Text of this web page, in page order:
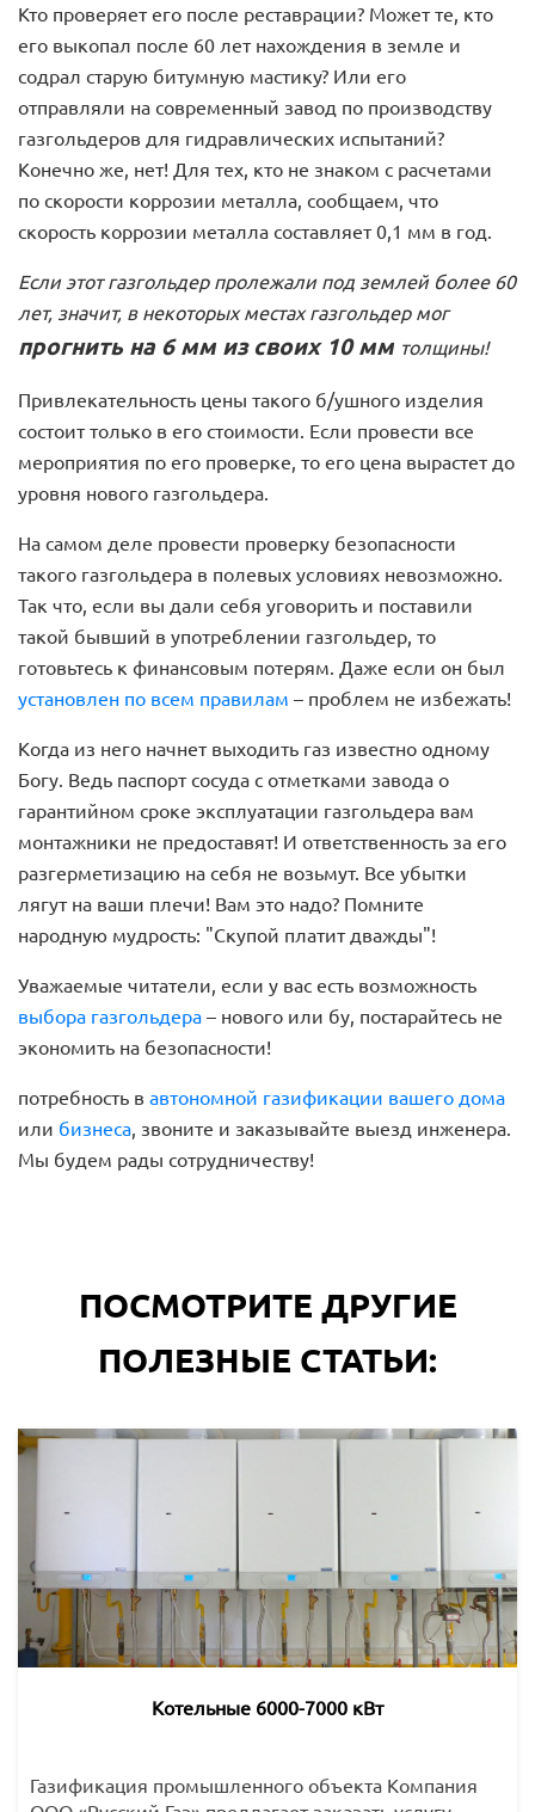
Кто проверяет его после реставрации? Может те, кто
его выкопал после 60 лет нахождения в земле и
содрал старую битумную мастику? Или его
отправляли на современный завод по производству
газгольдеров для гидравлических испытаний?
Конечно же, нет! Для тех, кто не знаком с расчетами
по скорости коррозии металла, сообщаем, что
скорость коррозии металла составляет 0,1 мм в год.
Если этот газгольдер пролежали под землей более 60
лет, значит, в некоторых местах газгольдер мог
прогнить на 6 мм из своих 10 мм толщины!
Привлекательность цены такого б/ушного изделия
состоит только в его стоимости. Если провести все
мероприятия по его проверке, то его цена вырастет до
уровня нового газгольдера.
На самом деле провести проверку безопасности
такого газгольдера в полевых условиях невозможно.
Так что, если вы дали себя уговорить и поставили
такой бывший в употреблении газгольдер, то
готовьтесь к финансовым потерям. Даже если он был
установлен по всем правилам – проблем не избежать!
Когда из него начнет выходить газ известно одному
Богу. Ведь паспорт сосуда с отметками завода о
гарантийном сроке эксплуатации газгольдера вам
монтажники не предоставят! И ответственность за его
разгерметизацию на себя не возьмут. Все убытки
лягут на ваши плечи! Вам это надо? Помните
народную мудрость: "Скупой платит дважды"!
Уважаемые читатели, если у вас есть возможность
выбора газгольдера – нового или бу, постарайтесь не
экономить на безопасности!
потребность в автономной газификации вашего дома
или бизнеса, звоните и заказывайте выезд инженера.
Мы будем рады сотрудничеству!
ПОСМОТРИТЕ ДРУГИЕ
ПОЛЕЗНЫЕ СТАТЬИ:
Котельные 6000-7000 кВт
Газификация промышленного объекта Компания